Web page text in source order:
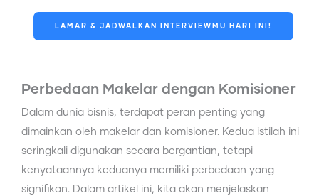
LAMAR & JADWALKAN INTERVIEWMU HARI INI!
Perbedaan Makelar dengan Komisioner
Dalam dunia bisnis, terdapat peran penting yang
dimainkan oleh makelar dan komisioner. Kedua istilah ini
seringkali digunakan secara bergantian, tetapi
kenyataannya keduanya memiliki perbedaan yang
signifikan. Dalam artikel ini, kita akan menjelaskan